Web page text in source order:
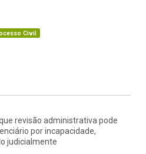
Civil
revisão administrativa pode
por incapacidade,
judicialmente